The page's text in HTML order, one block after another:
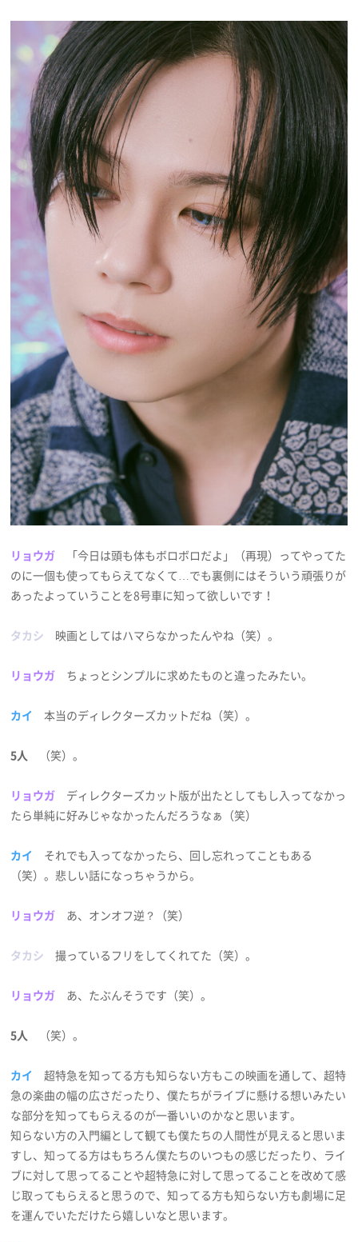
リョウガ 「今日は頭も体もボロボロだよ」（再現）ってやってた
のに一個も使ってもらえてなくて…でも裏側にはそういう頑張りが
あったよっていうことを8号車に知って欲しいです！
タカシ 映画としてはハマらなかったんやね（笑）。
リョウガ ちょっとシンプルに求めたものと違ったみたい。
カイ 本当のディレクターズカットだね（笑）。
5人 （笑）。
リョウガ ディレクターズカット版が出たとしてもし入ってなかっ
たら単純に好みじゃなかったんだろうなぁ（笑）
カイ
それでも入ってなかったら、回し忘れってこともある
（笑）。悲しい話になっちゃうから。
リョウガ あ、オンオフ逆？（笑）
タカシ 撮っているフリをしてくれてた（笑）。
リョウガ あ、たぶんそうです（笑）。
5人 （笑）。
カイ
超特急を知ってる方も知らない方もこの映画を通して、超特
急の楽曲の幅の広さだったり、僕たちがライブに懸ける想いみたい
な部分を知ってもらえるのが一番いいのかなと思います。
知らない方の入門編として観ても僕たちの人間性が見えると思いま
すし、知ってる方はもちろん僕たちのいつもの感じだったり、ライ
ブに対して思ってることや超特急に対して思ってることを改めて感
じ取ってもらえると思うので、知ってる方も知らない方も劇場に足
を運んでいただけたら嬉しいなと思います。